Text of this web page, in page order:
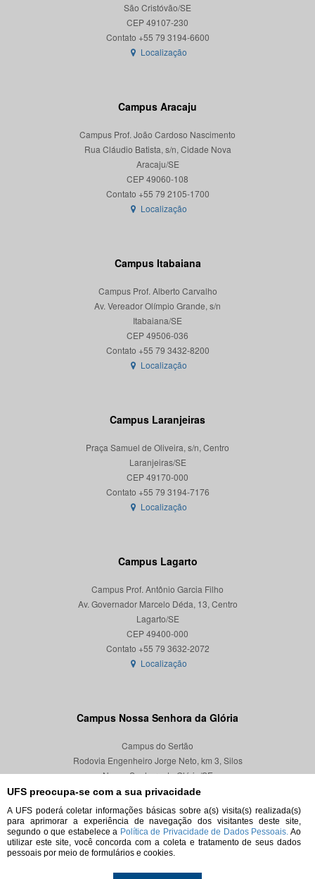
UFS preocupa-se com a sua privacidade
A UFS poderá coletar informações básicas sobre a(s) visita(s) realizada(s)
para aprimorar a experiência de navegação dos visitantes deste site,
segundo o que estabelece a Política de Privacidade de Dados Pessoais. Ao
utilizar este site, você concorda com a coleta e tratamento de seus dados
pessoais por meio de formulários e cookies.
São Cristóvão/SE
CEP 49107-230
Localização
Campus Aracaju
Campus Prof. João Cardoso Nascimento
Rua Cláudio Batista, s/n, Cidade Nova
Aracaju/SE
CEP 49060-108
Localização
Campus Itabaiana
Campus Prof. Alberto Carvalho
Av. Vereador Olímpio Grande, s/n
Itabaiana/SE
CEP 49506-036
Localização
Campus Laranjeiras
Praça Samuel de Oliveira, s/n, Centro
Laranjeiras/SE
CEP 49170-000
Localização
Campus Lagarto
Campus Prof. Antônio Garcia Filho
Av. Governador Marcelo Déda, 13, Centro
Lagarto/SE
CEP 49400-000
Localização
Campus Nossa Senhora da Glória
Campus do Sertão
Rodovia Engenheiro Jorge Neto, km 3, Silos
Nossa Senhora da Glória/SE
CEP 49680-000
Localização